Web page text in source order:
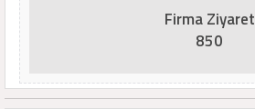
Firma Ziyaret
850